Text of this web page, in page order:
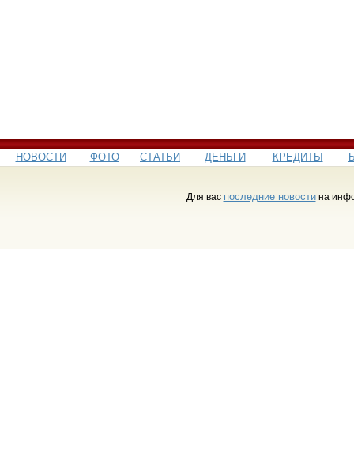
НОВОСТИ ФОТО СТАТЬИ ДЕНЬГИ КРЕДИТЫ
Для вас последние новостина